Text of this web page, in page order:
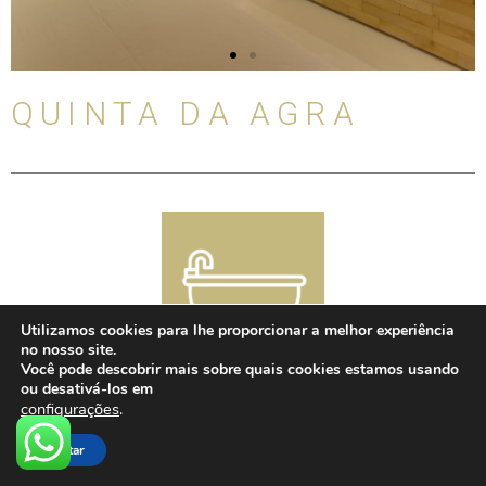
l
d
e
d
QUINTA DA AGRA
Utilizamos cookies para lhe proporcionar a melhor experiência
no nosso site.
Você pode descobrir mais sobre quais cookies estamos usando
ou desativá-los em
configurações.
Aceitar